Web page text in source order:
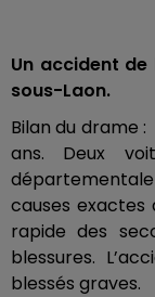
Un accident
sous-Laon.
Bilan du drame
ans. Deux
causes exactes
rapide des
blessures.
blessés graves.